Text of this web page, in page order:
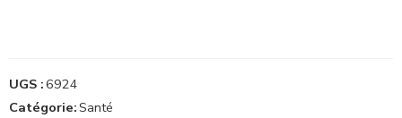
UGS :6924
Catégorie:Santé